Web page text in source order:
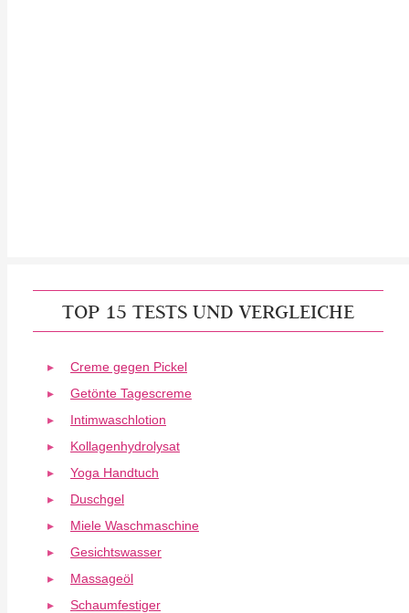
TOP 15 TESTS UND VERGLEICHE
Creme gegen Pickel
Getönte Tagescreme
Intimwaschlotion
Kollagenhydrolysat
Yoga Handtuch
Duschgel
Miele Waschmaschine
Gesichtswasser
Massageöl
Schaumfestiger